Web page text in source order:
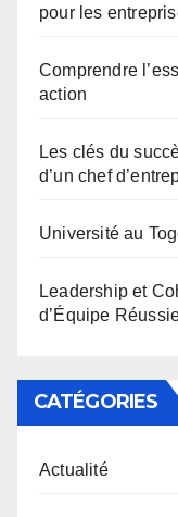
pour les
Comprendre
action
Les clés du
d’un chef
Université au
Leadership et
d’Équipe
CATÉGORIES
Actualité